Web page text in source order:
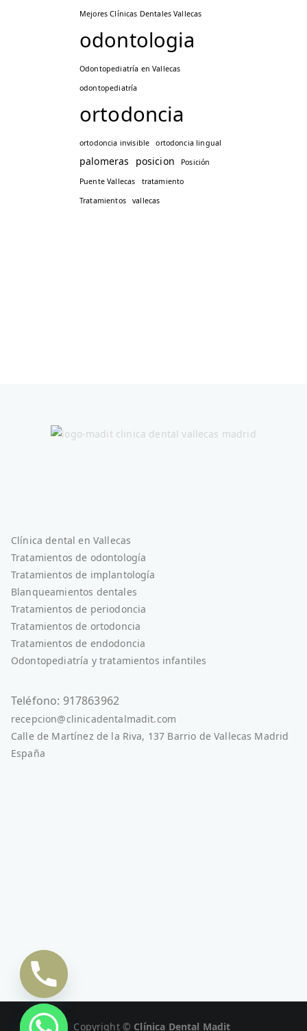
Mejores Clínicas Dentales Vallecas
odontologia
Odontopediatría en Vallecas
odontopediatría
ortodoncia
ortodoncia invisible ortodoncia lingual
palomeras posicion
Posición
Puente Vallecas
tratamiento
Tratamientos
vallecas
Clínica dental en Vallecas
Tratamientos de odontología
Tratamientos de implantología
Blanqueamientos dentales
Tratamientos de periodoncia
Tratamientos de ortodoncia
Tratamientos de endodoncia
Odontopediatría y tratamientos infantiles
Teléfono: 917863962
recepcion@clinicadentalmadit.com
Calle de Martínez de la Riva, 137 Barrio de Vallecas Madrid
España
Copyright © Clínica Dental Madit